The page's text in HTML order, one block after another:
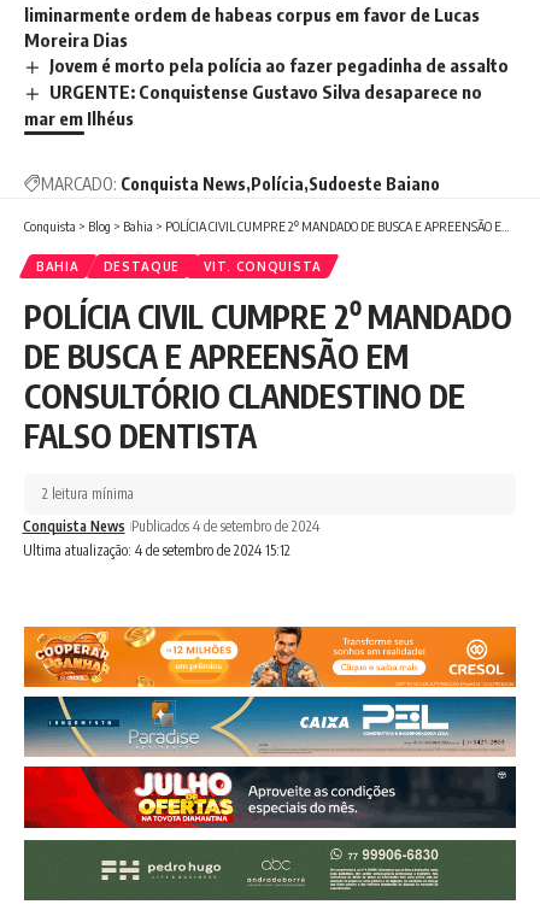
liminarmente ordem de habeas corpus em favor de Lucas
Moreira Dias
Jovem é morto pela polícia ao fazer pegadinha de assalto
URGENTE: Conquistense Gustavo Silva desaparece no
mar em Ilhéus
MARCADO: Conquista News Polícia Sudoeste Baiano
Conquista > Blog > Bahia > POLÍCIA CIVIL CUMPRE 2⁰ MANDADO DE BUSCA E APREENSÃO EM CONSULTÓRIO CLANDESTINO DE FALSO DENTISTA
BAHIA DESTAQUE VIT. CONQUISTA
POLÍCIA CIVIL CUMPRE 2⁰ MANDADO
DE BUSCA E APREENSÃO EM
CONSULTÓRIO CLANDESTINO DE
FALSO DENTISTA
Ultima atualização: 4 de setembro de 2024 15:12
Conquista News Publicados 4 de setembro de 2024
2 leitura mínima